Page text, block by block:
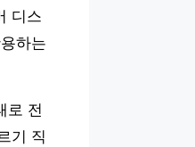
디스
하는
로 전
기 직